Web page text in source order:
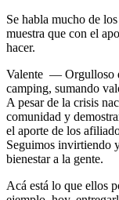
Se habla mucho de
muestra que con el
hacer.
Valente — Orgulloso
camping, sumando
A pesar de la crisis
comunidad y
el aporte de los
Seguimos invirtiendo
bienestar a la gente.
Acá está lo que ellos